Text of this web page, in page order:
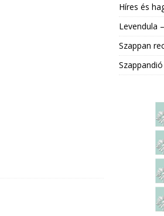
Híres és
Levendula
Szappan